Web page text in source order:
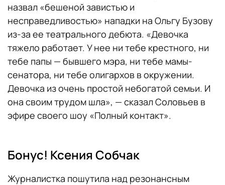
назвал «бешеной завистью и
несправедливостью» нападки на Ольгу Бузову
из-за ее театрального дебюта. «Девочка
тяжело работает. У нее ни тебе крестного, ни
тебе папы — бывшего мэра, ни тебе мамы-
сенатора, ни тебе олигархов в окружении.
Девочка из очень простой небогатой семьи. И
она своим трудом шла», — сказал Соловьев в
эфире своего шоу «Полный контакт».
Бонус! Ксения Собчак
Журналистка пошутила над резонансным